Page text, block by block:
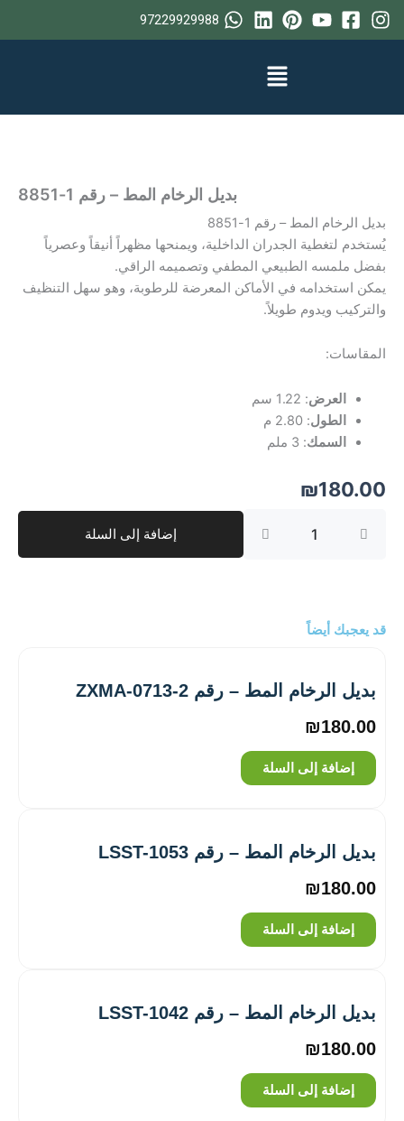
تخطي
إلى
97229929988
بديل الرخام المط – رقم 1-8851
بديل الرخام المط – رقم 1-8851
يُستخدم لتغطية الجدران الداخلية، ويمنحها مظهراً أنيقاً وعصرياً
بفضل ملمسه الطبيعي المطفي وتصميمه الراقي.
يمكن استخدامه في الأماكن المعرضة للرطوبة، وهو سهل التنظيف
والتركيب ويدوم طويلاً.
المقاسات:
العرض: 1.22 سم
الطول: 2.80 م
السمك: 3 ملم
₪180.00
إضافة إلى السلة
قد يعجبك أيضاً
بديل الرخام المط – رقم ZXMA-0713-2
₪180.00
إضافة إلى السلة
بديل الرخام المط – رقم LSST-1053
₪180.00
إضافة إلى السلة
بديل الرخام المط – رقم LSST-1042
₪180.00
إضافة إلى السلة